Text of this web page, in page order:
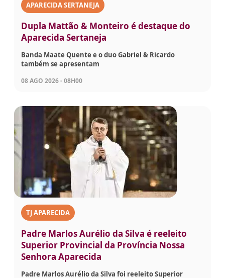
APARECIDA SERTANEJA
Dupla Mattão & Monteiro é destaque do
Aparecida Sertaneja
Banda Maate Quente e o duo Gabriel & Ricardo
também se apresentam
08 AGO 2026 - 08H00
TJ APARECIDA
Padre Marlos Aurélio da Silva é reeleito
Superior Provincial da Província Nossa
Senhora Aparecida
Padre Marlos Aurélio da Silva foi reeleito Superior